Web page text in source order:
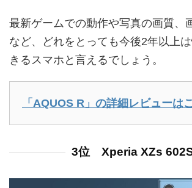
最新ゲームでの動作や写真の画質、
など、どれをとっても今後2年以上
きるスマホと言えるでしょう。
「AQUOS R」の詳細レビューは
3位 Xperia XZs